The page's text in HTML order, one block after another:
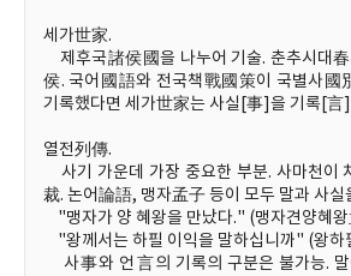
세가世家.
제후국諸侯國을 나누어 기술. 춘추시대
侯. 국어國語와 전국책戰國策이 국별사國
기록했다면 세가世家는 사실[事]을 기록[言]
열전列傳.
사기 가운데 가장 중요한 부분. 사마천이
裁. 논어論語, 맹자孟子 등이 모두 말과 사실
"맹자가 양 혜왕을 만났다." (맹자견양혜
"왕께서는 하필 이익을 말하십니까" (왕
사事와 언言의 기록의 구분은 불가능.